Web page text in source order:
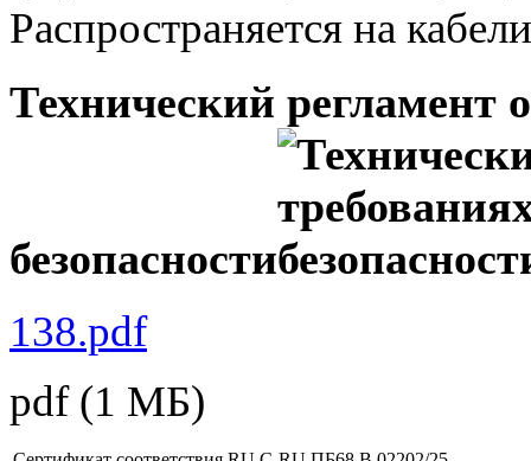
Распространяется на
Технический регламент
безопасности
138.pdf
pdf(1 МБ)